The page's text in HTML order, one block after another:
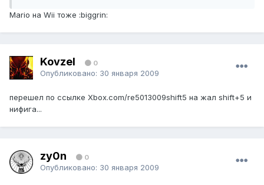
Mario на Wii тоже :biggrin:
Kovzel 0
Опубликовано: 30 января 2009
перешел по ссылке Xbox.com/re5013009shift5 на жал shift+5 и
нифига...
zy0n 0
Опубликовано: 30 января 2009